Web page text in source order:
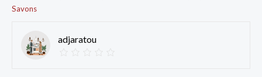
Savons
adjaratou